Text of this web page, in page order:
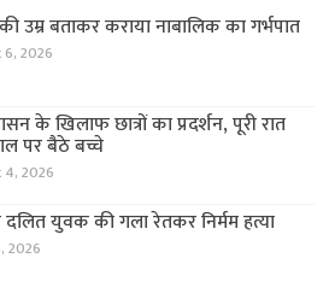
उम्र बताकर कराया नाबालिक का गर्भपात
2026
के खिलाफ छात्रों का प्रदर्शन, पूरी रात
पर बैठे बच्चे
2026
दलित युवक की गला रेतकर निर्मम हत्या
2026